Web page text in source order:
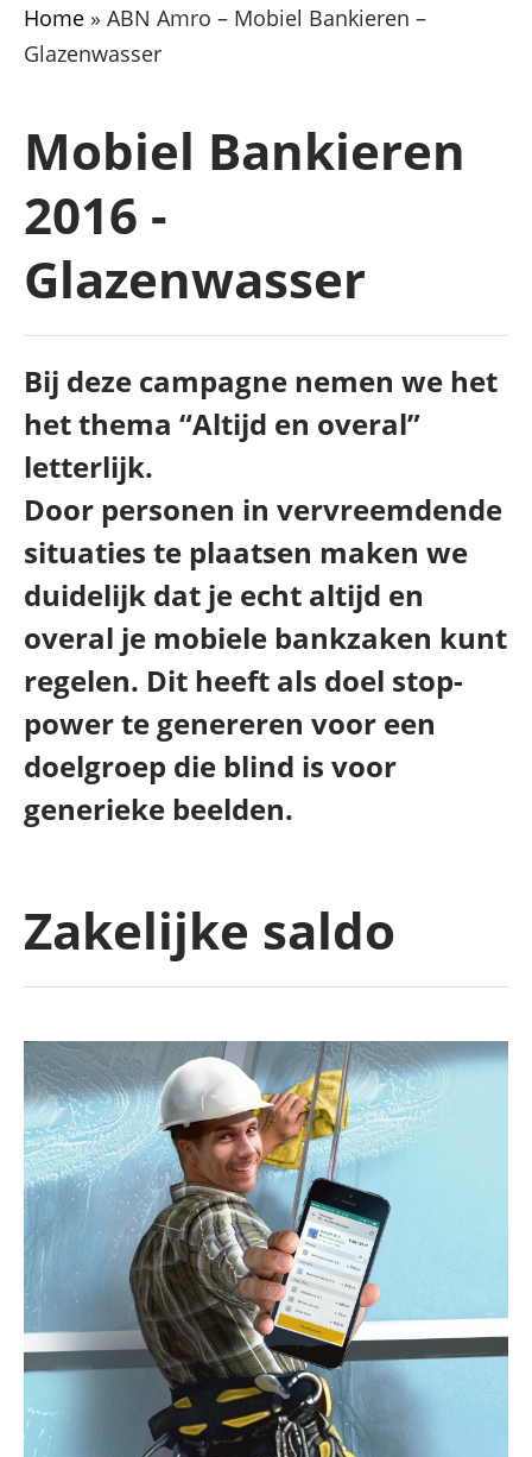
Home» ABN Amro – Mobiel Bankieren –
Glazenwasser
Mobiel Bankieren
2016 -
Glazenwasser
Bij deze campagne nemen we het
het thema “Altijd en overal”
letterlijk.
Door personen in vervreemdende
situaties te plaatsen maken we
duidelijk dat je echt altijd en
overal je mobiele bankzaken kunt
regelen. Dit heeft als doel stop-
power te genereren voor een
doelgroep die blind is voor
generieke beelden.
Zakelijke saldo